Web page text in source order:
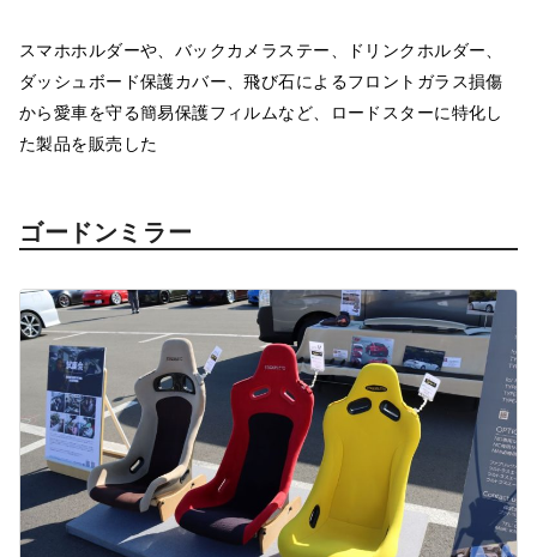
スマホホルダーや、バックカメラステー、ドリンクホルダー、
ダッシュボード保護カバー、飛び石によるフロントガラス損傷
から愛車を守る簡易保護フィルムなど、ロードスターに特化し
た製品を販売した
ゴードンミラー